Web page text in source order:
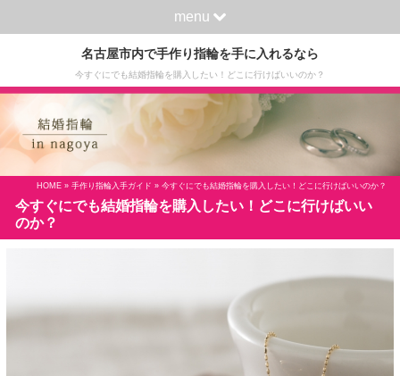
menu
名古屋市内で手作り指輪を手に入れるなら
今すぐにでも結婚指輪を購入したい！どこに行けばいいのか？
HOME » 手作り指輪入手ガイド » 今すぐにでも結婚指輪を購入したい！どこに行けばいいのか？
今すぐにでも結婚指輪を購入したい！どこに行けばいい
のか？